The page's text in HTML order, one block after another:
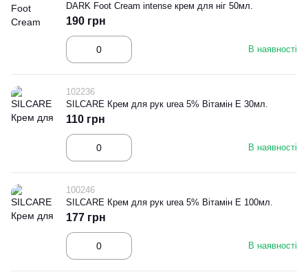
DARK Foot Cream intense крем для ніг 50мл.
В наявності
190 грн
102236
SILCARE Крем для рук urea 5% Вітамін Е 30мл.
В наявності
110 грн
100246
SILCARE Крем для рук urea 5% Вітамін Е 100мл.
В наявності
177 грн